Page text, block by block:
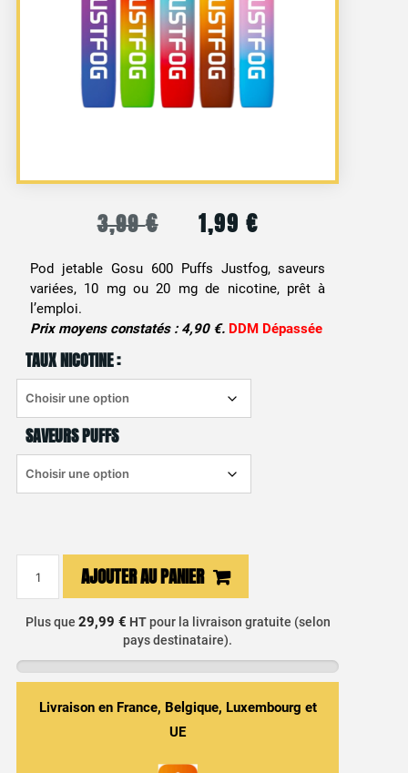
3,99€
Le
prix
initial
était :
1,99 €Le
prix
actuel
est :
Pod jetable Gosu 600 Puffs Justfog, saveurs
variées, 10 mg ou 20 mg de nicotine, prêt à
l’emploi.
Prix moyens constatés : 4,90 €. DDM Dépassée
TAUX NICOTINE :
SAVEURS PUFFS
Cigarette
Gosu
Puffs
AJOUTER AU PANIER
Plus que 29,99 € HTpour la livraison gratuite (selon
pays destinataire).
Livraison en France, Belgique, Luxembourg et
UE